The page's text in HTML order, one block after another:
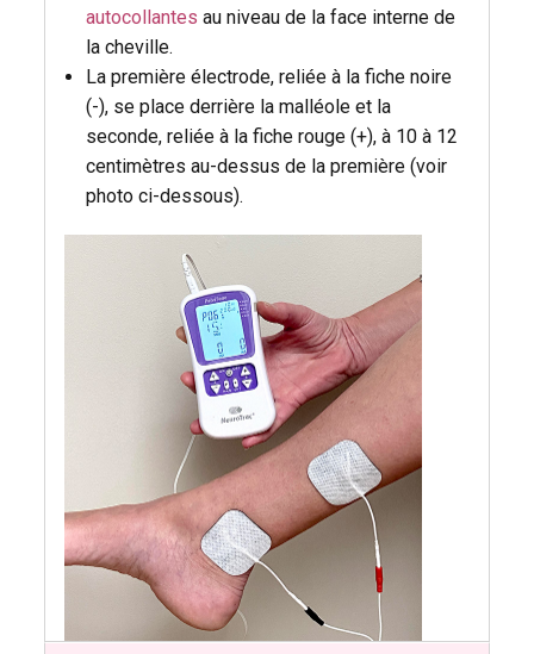
autocollantes au niveau de la face interne de
la cheville.
La première électrode, reliée à la fiche noire
(-), se place derrière la malléole et la
seconde, reliée à la fiche rouge (+), à 10 à 12
centimètres au-dessus de la première (voir
photo ci-dessous).